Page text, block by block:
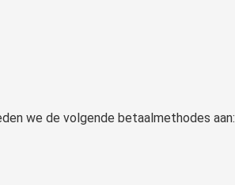
we de volgende betaalmethodes aan: